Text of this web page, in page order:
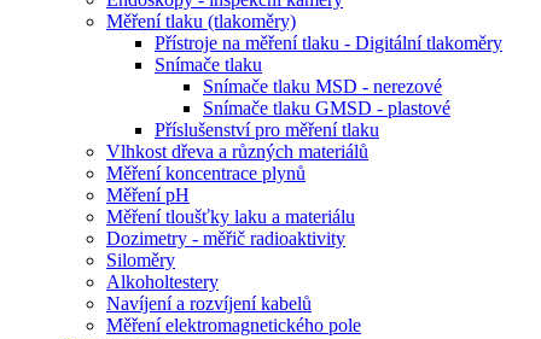
Měření tlaku (tlakoměry)
Přístroje na měření tlaku - Digitální tlakoměry
Snímače tlaku
Snímače tlaku MSD - nerezové
Snímače tlaku GMSD - plastové
Příslušenství pro měření tlaku
Vlhkost dřeva a různých materiálů
Měření koncentrace plynů
Měření pH
Měření tloušťky laku a materiálu
Dozimetry - měřič radioaktivity
Siloměry
Alkoholtestery
Navíjení a rozvíjení kabelů
Měření elektromagnetického pole